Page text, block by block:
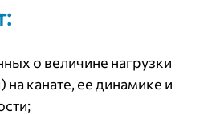
о величине нагрузки
на канате, ее динамике и